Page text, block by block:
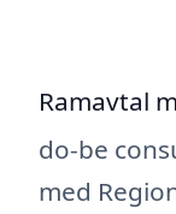
Ramavtal
do-be
med